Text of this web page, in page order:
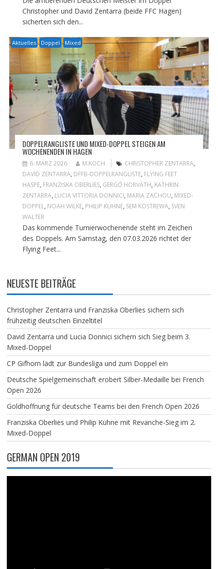
Christopher und David Zentarra (beide FFC Hagen)
sicherten sich den...
Aktuelles Doppel Mixed
DOPPELRANGLISTE UND MIXED-DOPPEL STEIGEN AM
WOCHENENDEN IN HAGEN
6. MÄRZ 2026 M.KOCH CHRISTOPHER ZENTARRA,
DAVID ZENTARRA, DFFB-DOPPELRANGLISTE, FLYING FEET
HASPE, FRANZISKA OBERLIES, GERGŐ HORVÁTH, KATHRIN
ZENTARRA, LUCIA VITTORIA DONNICI, MARIA ZACHOU, MIXED-
DOPPEL, NOAH WILKE, PHILIP KÜHNE, SEM KOSTREWA, SVEN
WALTER
Das kommende Turnierwochenende steht im Zeichen
des Doppels. Am Samstag, den 07.03.2026 richtet der
Flying Feet...
NEUESTE BEITRÄGE
Christopher Zentarra und Franziska Oberlies sichern sich
frühzeitig deutschen Einzeltitel
David Zentarra und Lucia Donnici sichern sich Sieg beim 3.
Mixed-Doppel
CP Gifhorn lädt zur Bundesliga und zum Doppel ein
Deutsche Spielgemeinschaft erobert Silber-Medaille bei French
Open 2026
Goldhoffnung für deutsche Teams bei den French Open 2026
Franziska Oberlies und Philip Kühne mit Revanche-Sieg im 2.
Mixed-Doppel
GERMAN OPEN 2019